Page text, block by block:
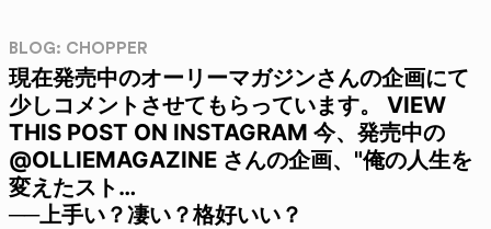
BLOG: CHOPPER
現在発売中のオーリーマガジンさんの企画にて
少しコメントさせてもらっています。 VIEW
THIS POST ON INSTAGRAM 今、発売中の
@OLLIEMAGAZINE さんの企画、"俺の人生を
変えたスト…
──上手い？凄い？格好いい？